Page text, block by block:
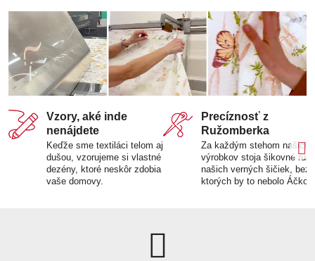
Vzory, aké inde
nenájdete
Keďže sme textiláci telom aj
dušou, vzorujeme si vlastné
dezény, ktoré neskôr zdobia
vaše domovy.
Precíznosť z
Ružomberka
Za každým stehom našich
výrobkov stoja šikovné ruky
našich verných šičiek, bez
ktorých by to nebolo Áčko.